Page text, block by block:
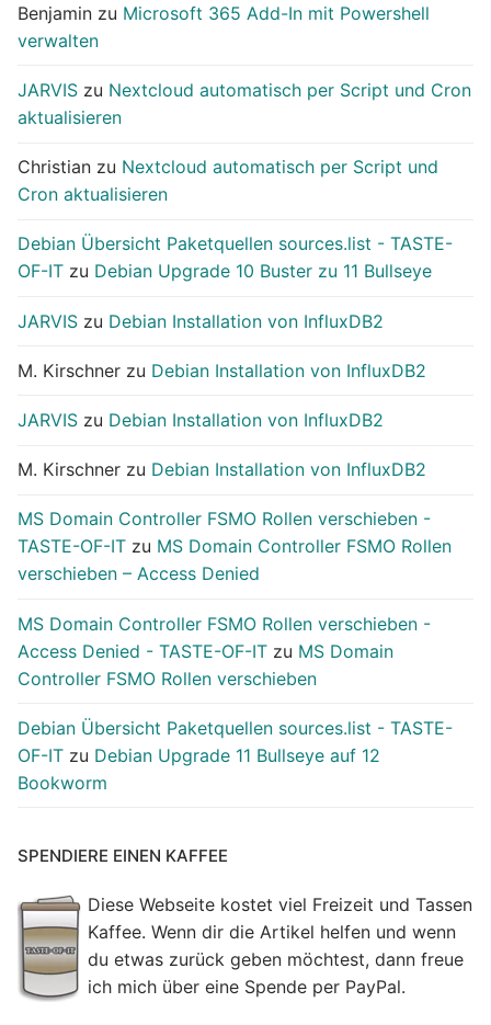
Benjamin zu Microsoft 365 Add-In mit Powershell
verwalten
JARVIS zu Nextcloud automatisch per Script und Cron
aktualisieren
Christian zu Nextcloud automatisch per Script und
Cron aktualisieren
Debian Übersicht Paketquellen sources.list - TASTE-
OF-IT zu Debian Upgrade 10 Buster zu 11 Bullseye
JARVIS zu Debian Installation von InfluxDB2
M. Kirschner zu Debian Installation von InfluxDB2
JARVIS zu Debian Installation von InfluxDB2
M. Kirschner zu Debian Installation von InfluxDB2
MS Domain Controller FSMO Rollen verschieben -
TASTE-OF-IT zu MS Domain Controller FSMO Rollen
verschieben – Access Denied
MS Domain Controller FSMO Rollen verschieben -
Access Denied - TASTE-OF-IT zu MS Domain
Controller FSMO Rollen verschieben
Debian Übersicht Paketquellen sources.list - TASTE-
OF-IT zu Debian Upgrade 11 Bullseye auf 12
Bookworm
SPENDIERE EINEN KAFFEE
Diese Webseite kostet viel Freizeit und Tassen
Kaffee. Wenn dir die Artikel helfen und wenn
du etwas zurück geben möchtest, dann freue
ich mich über eine Spende per PayPal.